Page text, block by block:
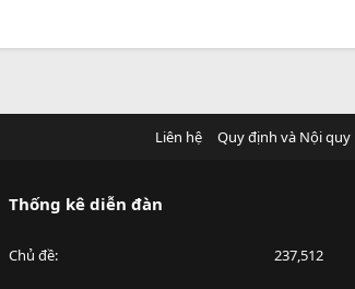
Liên hệ Quy định và Nội quy
Thống kê diễn đàn
Chủ đề 237,512